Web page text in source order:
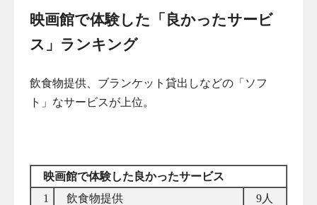
映画館で体験した「良かったサービ
ス」ランキング
飲食物提供、ブランケット貸出しなどの「ソフ
ト」なサービスが上位。
映画館で体験した良かったサービス
1
飲食物提供
9人